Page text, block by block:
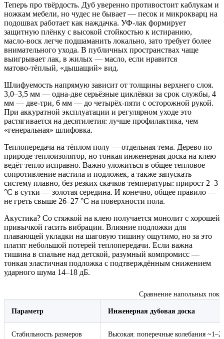
Теперь про твёрдость. Дуб уверенно противостоит каблукам и
ножкам мебели, но чудес не бывает — песок и микрокварц на
подошвах работает как наждачка. УФ‑лак формирует
защитную плёнку с высокой стойкостью к истиранию,
масло‑воск легче подшаманить локально, зато требует более
внимательного ухода. В публичных пространствах чаще
выигрывает лак, в жилых — масло, если нравится
матово‑тёплый, «дышащий» вид.
Шлифуемость напрямую зависит от толщины верхнего слоя.
3,0–3,5 мм — одна‑две серьёзные циклёвки за срок службы, 4
мм — две‑три, 6 мм — до четырёх‑пяти с осторожной рукой.
При аккуратной эксплуатации и регулярном уходе это
растягивается на десятилетия: лучше профилактика, чем
«генеральная» шлифовка.
Теплопередача на тёплом полу — отдельная тема. Дерево по
природе теплоизолятор, но тонкая инженерная доска на клею
ведёт тепло исправно. Важно уложиться в общее тепловое
сопротивление настила и подложек, а также запускать
систему плавно, без резких скачков температуры: прирост 2–3
°C в сутки — золотая середина. И конечно, общее правило —
не греть свыше 26–27 °C на поверхности пола.
Акустика? Со стяжкой на клею получается монолит с хорошей
привычкой гасить вибрации. Влияние подложки для
плавающей укладки на шаговую тишину ощутимо, но за это
платят небольшой потерей теплопередачи. Если важна
тишина в спальне над детской, разумный компромисс —
тонкая эластичная подложка с подтверждённым снижением
ударного шума 14–18 дБ.
Сравнение напольных
Параметр Инженерная дубовая доска
Стабильность размеров Высокая: поперечные колебания